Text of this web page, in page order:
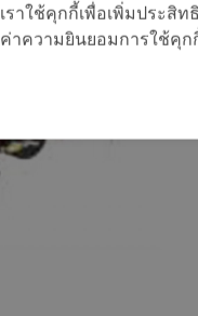
เราใช้คุกกี้เพื่อเพิ่มประสิ
ค่าความยินยอมการใช้คุ